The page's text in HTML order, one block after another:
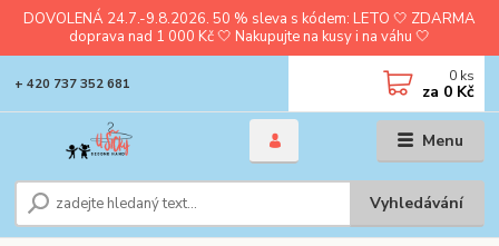
DOVOLENÁ 24.7.-9.8.2026. 50 % sleva s kódem: LETO 🤍 ZDARMA
doprava nad 1 000 Kč 🤍 Nakupujte na kusy i na váhu 🤍
Menu
Vyhledávání
+ 420 737 352 681 0 ks
za 0 Kč